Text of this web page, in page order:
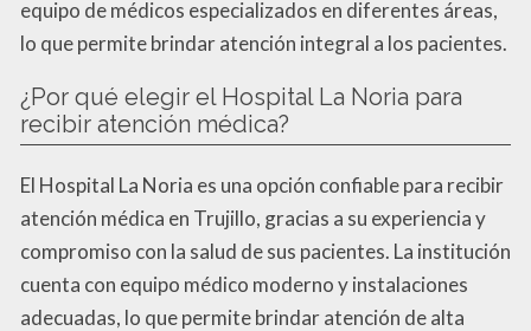
equipo de médicos especializados en diferentes áreas,
lo que permite brindar atención integral a los pacientes.
¿Por qué elegir el Hospital La Noria para
recibir atención médica?
El Hospital La Noria es una opción confiable para recibir
atención médica en Trujillo, gracias a su experiencia y
compromiso con la salud de sus pacientes. La institución
cuenta con equipo médico moderno y instalaciones
adecuadas, lo que permite brindar atención de alta